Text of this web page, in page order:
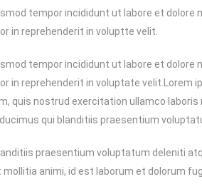
tempor incididunt ut labore et
in reprehenderit in voluptte velit.
tempor incididunt ut labore et
in reprehenderit in voluptate
quis nostrud exercitation ullamco
qui blanditiis praesentium
praesentium voluptatum deleniti
animi, id est laborum et dolorum